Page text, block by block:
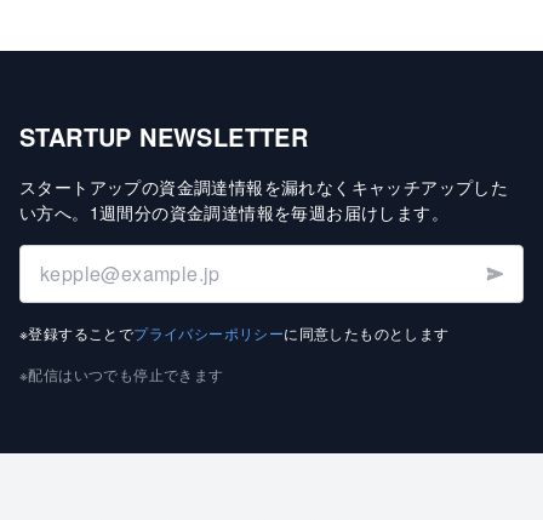
STARTUP NEWSLETTER
スタートアップの資金調達情報を漏れなくキャッチアップした
い方へ。 1週間分の資金調達情報を毎週お届けします。
※登録することでプライバシーポリシーに同意したものとします
※配信はいつでも停止できます